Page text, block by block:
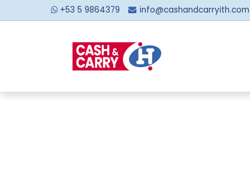
+53 5 9864379 info@cashandcarryith.com